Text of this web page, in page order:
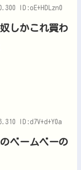
ID:oE+HDLzn0
しかこれ買わ
ID:d7V+d+Y0a
ベームベーの